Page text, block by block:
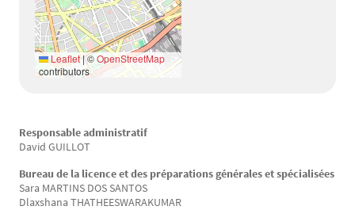
Leaflet |©OpenStreetMap
contributors
Texte
Responsable administratif
David GUILLOT
Bureau de la licence et des préparations générales et spécialisées
Sara MARTINS DOS SANTOS
Dlaxshana THATHEESWARAKUMAR